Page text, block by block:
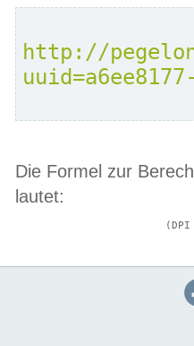
http://
Die Formel zur
lautet: